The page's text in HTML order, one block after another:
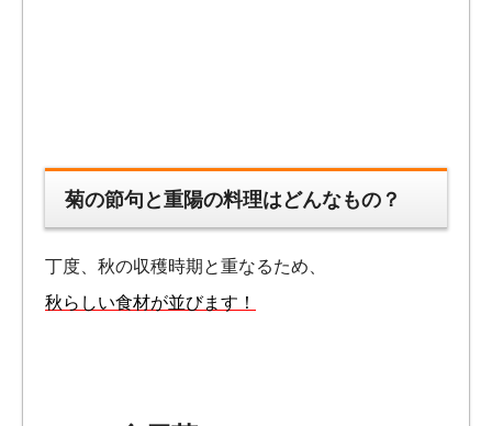
菊の節句と重陽の料理はどんなもの？
丁度、秋の収穫時期と重なるため、
秋らしい食材が並びます！